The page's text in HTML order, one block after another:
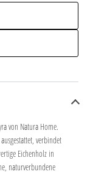
von Natura Home.
verbindet
Eichenholz in
naturverbundene